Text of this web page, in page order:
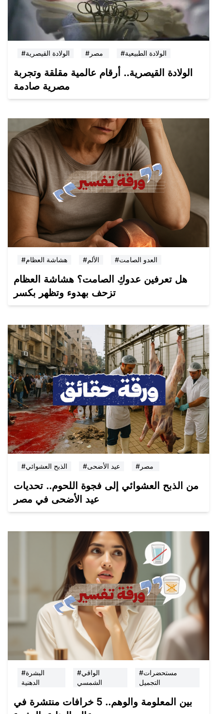
#الولادة القيصرية #الولادة الطبيعية
الولادة القيصرية.. أرقام عالمية مقلقة وتجربة
مصرية صادمة
#هشاشة العظام #الألم #العدو الصامت
هل تعرفين عدوكِ الصامت؟ هشاشة العظام
تزحف بهدوء وتظهر بكسر
#الذبح العشوائي #عيد الأضحى
من الذبح العشوائي إلى فجوة اللحوم.. تحديات
عيد الأضحى في مصر
#البشرة
الدهنية
#الواقي
الشمسي
#مستحضرات
التجميل
بين المعلومة والوهم.. 5 خرافات منتشرة في